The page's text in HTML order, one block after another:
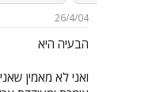
26/4/04
הבעיה היא
ואני לא מאמין